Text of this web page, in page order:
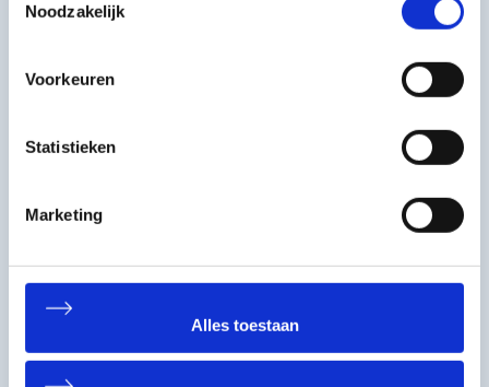
Noodzakelijk
Voorkeuren
Statistieken
Marketing
Alles toestaan
Administratie Werkvoorbereiding
Dorus Otten
Werkvoorbereider